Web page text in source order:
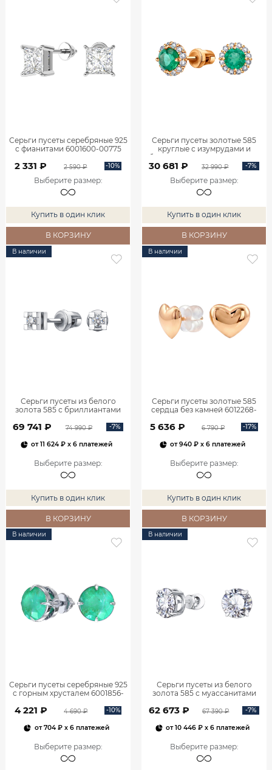
Серьги пусеты серебряные 925
с фианитами 6001600-00775
2 331 ₽ 2 590 ₽ -10%
Выберите размер:
Купить в один клик
В КОРЗИНУ
Серьги пусеты золотые 585
круглые с изумрудами и
бриллиантами 6001145-02410
30 681 ₽ 32 990 ₽ -7%
Выберите размер:
Купить в один клик
В КОРЗИНУ
В наличии
Серьги пусеты из белого
золота 585 с бриллиантами
69 741 ₽ 74 990 ₽ -7%
от11 624 ₽ x 6 платежей
Выберите размер:
Купить в один клик
В КОРЗИНУ
В наличии
Серьги пусеты золотые 585
сердца без камней 6012268-
5 636 ₽ 6 790 ₽ -17%
от940 ₽ x 6 платежей
Выберите размер:
Купить в один клик
В КОРЗИНУ
В наличии
Серьги пусеты серебряные 925
с горным хрусталем 6001856-
4 221 ₽ 4 690 ₽ -10%
от704 ₽x 6 платежей
Выберите размер:
В наличии
Серьги пусеты из белого
золота 585 с муассанитами
62 673 ₽ 67 390 ₽ -7%
от10 446 ₽ x 6 платежей
Выберите размер: